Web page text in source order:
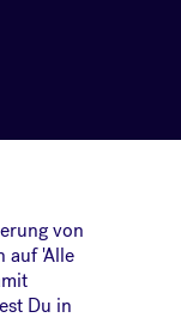
von
auf 'Alle
Du in